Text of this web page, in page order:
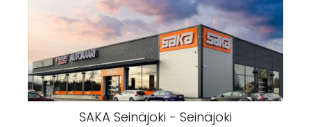
SAKA Seinäjoki - Seinäjoki